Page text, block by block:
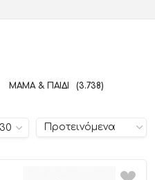
ΜΑΜΆ & ΠΑΙΔΊ
(3.738)